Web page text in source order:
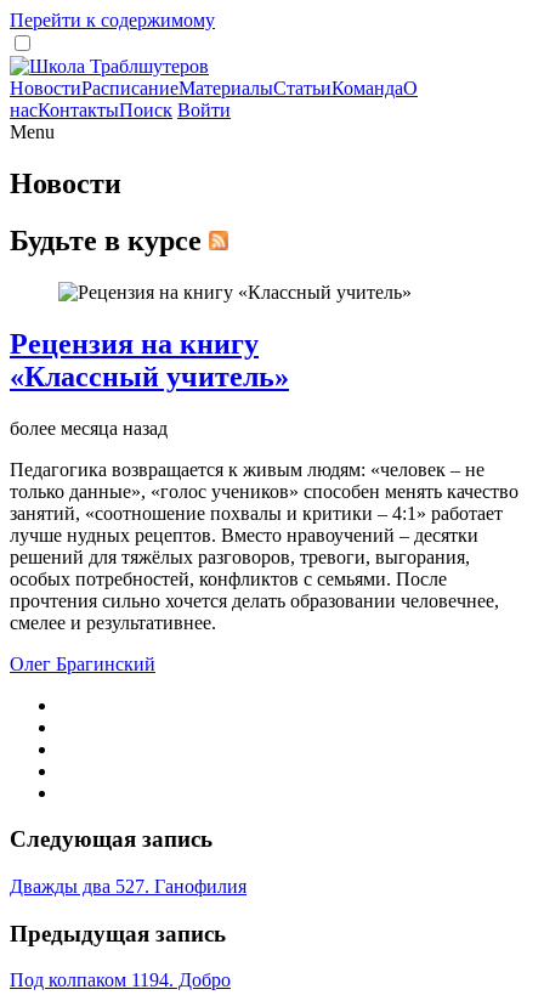
Перейти к содержимому
НовостиРасписаниеМатериалыСтатьиКомандаО
насКонтактыПоиск Войти
Menu
Новости
Будьте в курсе
Рецензия на книгу
«Классный учитель»
более месяца назад
Педагогика возвращается к живым людям: «человек – не
только данные», «голос учеников» способен менять качество
занятий, «соотношение похвалы и критики – 4:1» работает
лучше нудных рецептов. Вместо нравоучений – десятки
решений для тяжёлых разговоров, тревоги, выгорания,
особых потребностей, конфликтов с семьями. После
прочтения сильно хочется делать образовании человечнее,
смелее и результативнее.
Олег Брагинский
Следующая запись
Дважды два 527. Ганофилия
Предыдущая запись
Под колпаком 1194. Добро